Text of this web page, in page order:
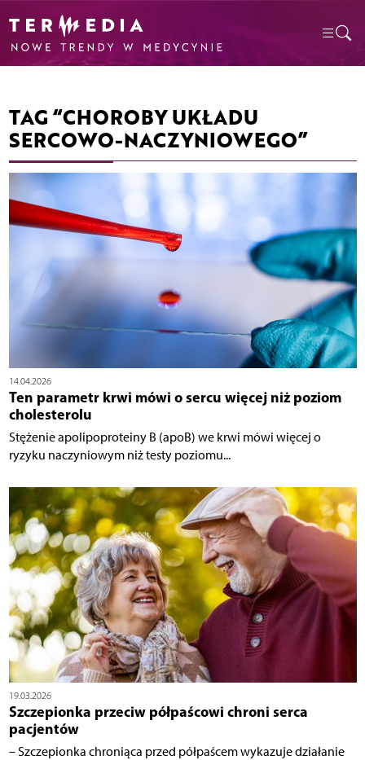
TAG “CHOROBY UKŁADU
SERCOWO-NACZYNIOWEGO”
14.04.2026
Ten parametr krwi mówi o sercu więcej niż poziom
cholesterolu
Stężenie apolipoproteiny B (apoB) we krwi mówi więcej o
ryzyku naczyniowym niż testy poziomu...
19.03.2026
Szczepionka przeciw półpaścowi chroni serca
pacjentów
– Szczepionka chroniąca przed półpaścem wykazuje działanie